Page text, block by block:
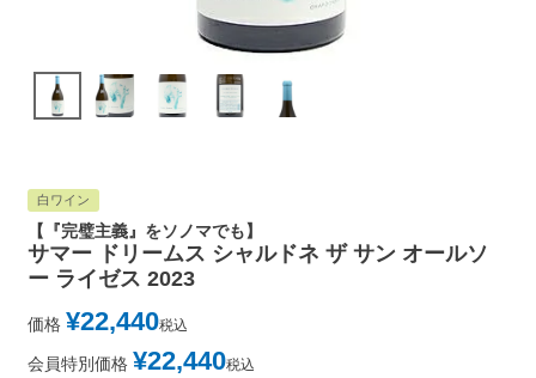
白ワイン
【『完璧主義』をソノマでも】
サマー ドリームス シャルドネ ザ サン オールソ
ー ライゼス 2023
価格 ¥22,440税込
会員特別価格 ¥22,440税込